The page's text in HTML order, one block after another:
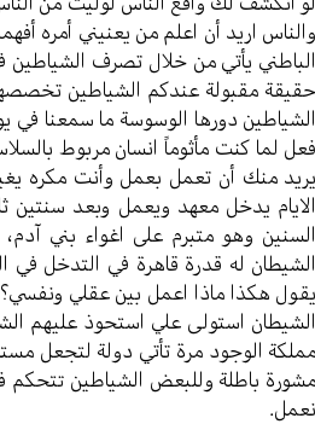
والناس اريد أن اعلم من يعنيني أمره
الباطني يأتي من خلال تصرف الشياطين
حقيقة مقبولة عندكم الشياطين
الشياطين دورها الوسوسة ما سمعنا في
فعل لما كنت مأثوماً انسان مربوط
يريد منك أن تعمل بعمل وأنت مكره
الايام يدخل معهد ويعمل وبعد
السنين وهو متبرم على اغواء بني
الشيطان له قدرة قاهرة في التدخل في
يقول هكذا ماذا اعمل بين عقلي
الشيطان استولى علي استحوذ عليهم
مملكة الوجود مرة تأتي دولة لتجعل
مشورة باطلة وللبعض الشياطين تتحكم
نعمل.